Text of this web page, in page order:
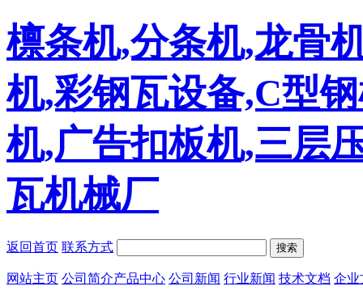
檩条机,分条机,龙骨
机,彩钢瓦设备,C型
机,广告扣板机,三层
瓦机械厂
返回首页 联系方式 搜索
网站主页 公司简介产品中心 公司新闻 行业新闻 技术文档 企业